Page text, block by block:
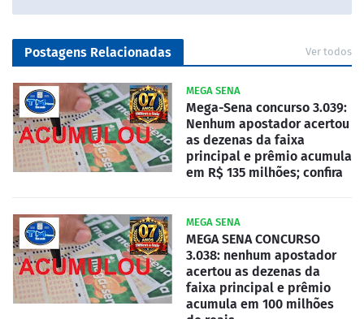
Postagens Relacionadas Ver todos
MEGA SENA
Mega-Sena concurso 3.039:
Nenhum apostador acertou
as dezenas da faixa
principal e prêmio acumula
em R$ 135 milhões; confira
MEGA SENA
MEGA SENA CONCURSO
3.038: nenhum apostador
acertou as dezenas da
faixa principal e prêmio
acumula em 100 milhões